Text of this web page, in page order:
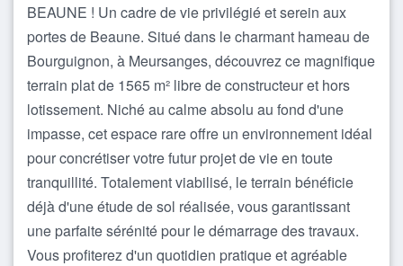
BEAUNE ! Un cadre de vie privilégié et serein aux
portes de Beaune. Situé dans le charmant hameau de
Bourguignon, à Meursanges, découvrez ce magnifique
terrain plat de 1565 m² libre de constructeur et hors
lotissement. Niché au calme absolu au fond d'une
impasse, cet espace rare offre un environnement idéal
pour concrétiser votre futur projet de vie en toute
tranquillité. Totalement viabilisé, le terrain bénéficie
déjà d'une étude de sol réalisée, vous garantissant
une parfaite sérénité pour le démarrage des travaux.
Vous profiterez d'un quotidien pratique et agréable